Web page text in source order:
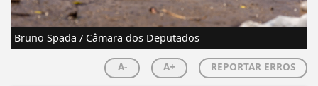
Bruno Spada / Câmara dos Deputados
A- A+ REPORTAR ERROS